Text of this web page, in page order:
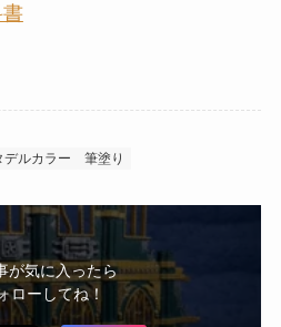
デルカラー 筆塗り
が気に入ったら
ローしてね！